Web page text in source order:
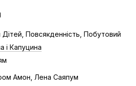
Повсякденність, Побутовий
і Капуцина
Амон, Лена Саяпум